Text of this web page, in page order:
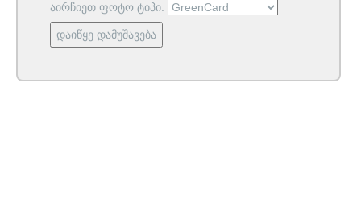
აირჩიეთ ფოტო ტიპი:
დაიწყე დამუშავება